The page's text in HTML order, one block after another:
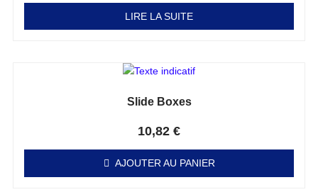
LIRE LA SUITE
Slide Boxes
10,82 €
AJOUTER AU PANIER